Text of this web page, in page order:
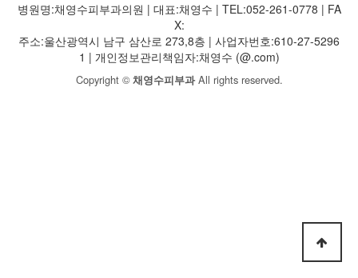
병원명:채영수피부과의원 | 대표:채영수 | TEL:052-261-0778 | FA
X:
주소:울산광역시 남구 삼산로 273,8층 | 사업자번호:610-27-5296
1 | 개인정보관리책임자:채영수 (@.com)
Copyright ©채영수피부과All rights reserved.